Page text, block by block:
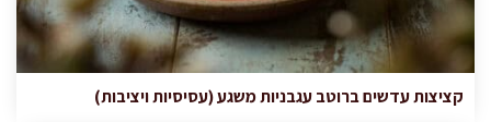
קציצות עדשים ברוטב עגבניות משגע (עסיסיות ויציבות)